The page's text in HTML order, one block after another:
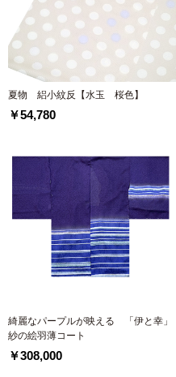
夏物 絽小紋反【水玉 桜色】
￥54,780
綺麗なパープルが映える 「伊と幸」
紗の絵羽薄コート
￥308,000